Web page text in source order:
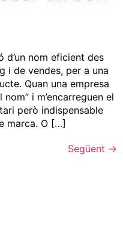
d’un nom eficient des
i de vendes, per a una
Quan una empresa
i m’encarreguen el
però indispensable
marca. O […]
Següent →